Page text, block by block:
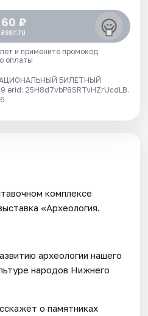
₽
и примените промокод
оплаты
БИЛЕТНЫЙ
25H8d7vbP8SRTvHZrUcdLB.
комплексе
«Археология.
археологии нашего
народов Нижнего
о памятниках